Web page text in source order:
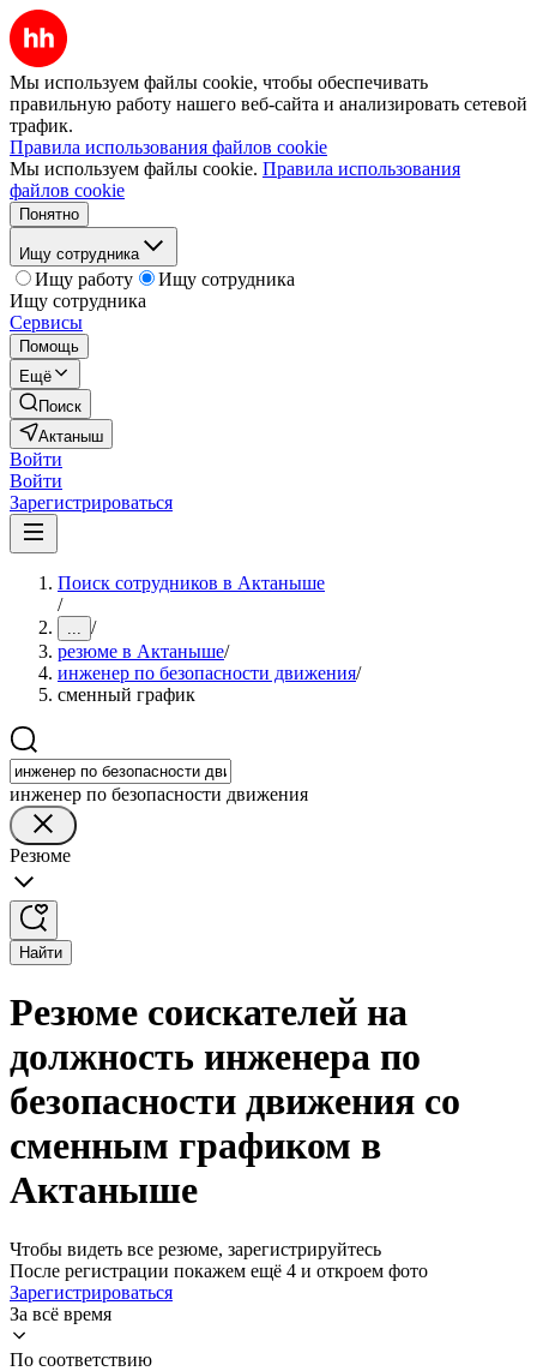
Мы используем файлы cookie, чтобы обеспечивать
правильную работу нашего веб-сайта и анализировать сетевой
трафик.
Правила использования файлов cookie
Мы используем файлы cookie. Правила использования
файлов cookie
Понятно
Ищу сотрудника
Ищу работу
Ищу сотрудника
Ищу сотрудника
Сервисы
Помощь
Ещё
Поиск
Актаныш
Войти
Войти
Зарегистрироваться
Поиск сотрудников в Актаныше
/
... /
резюме в Актаныше/
инженер по безопасности движения/
сменный график
инженер по безопасности движения
Резюме
Найти
Резюме соискателей на
должность инженера по
безопасности движения со
сменным графиком в
Актаныше
Чтобы видеть все резюме, зарегистрируйтесь
После регистрации покажем ещё 4 и откроем фото
Зарегистрироваться
За всё время
По соответствию